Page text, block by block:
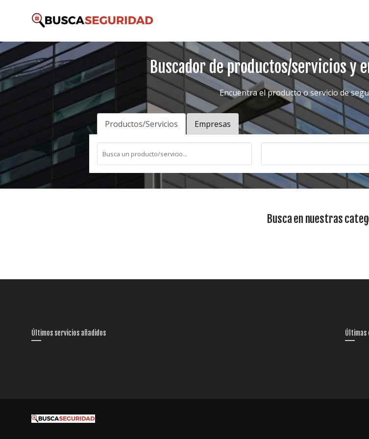
Buscador de productos/servicios y
Encuentra el producto o servicio de
Productos/Servicios Empresas
Busca en nuestras
Últimos servicios añadidos Últimas